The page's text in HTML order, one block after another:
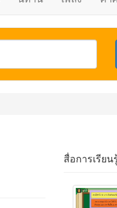
สื่อการเรียน